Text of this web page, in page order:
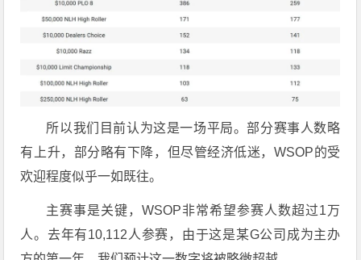
所以我们目前认为这是一场平局。部分赛事人数略
有上升，部分略有下降，但尽管经济低迷，WSOP的受
欢迎程度似乎一如既往。
主赛事是关键，WSOP非常希望参赛人数超过1万
人。去年有10,112人参赛，由于这是某G公司成为主办